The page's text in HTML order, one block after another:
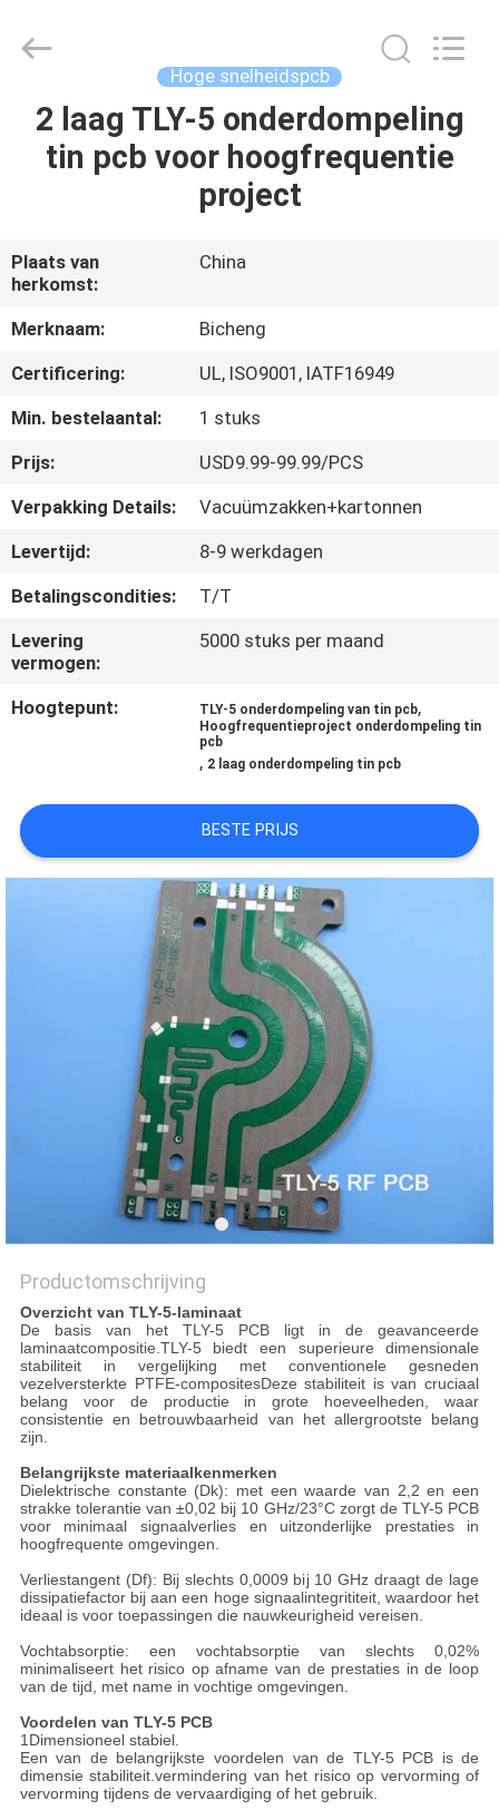
HUIS
VIDEO'S
OVER
ONS
KWALITEITSCONTROLE
NEEM
MET
ONS
NIEUWS
GEVALLEN
PRIVACYBELEID
Technology
Reserved.
Hoge snelheidspcb
2 laag TLY-5 onderdompeling
tin pcb voor hoogfrequentie
project
Plaats van
herkomst:
China
Merknaam:
Bicheng
Certificering:
UL, ISO9001, IATF16949
Min. bestelaantal:
1 stuks
Prijs:
USD9.99-99.99/PCS
Verpakking Details:
Vacuümzakken+kartonnen
Levertijd:
8-9 werkdagen
Betalingscondities:
T/T
Levering
vermogen:
5000 stuks per maand
Hoogtepunt: TLY-5 onderdompeling van tin pcb,
Hoogfrequentieproject onderdompeling tin
pcb
, 2 laag onderdompeling tin pcb
BESTE PRIJS
Productomschrijving
Overzicht van TLY-5-laminaat
De basis van het TLY-5 PCB ligt in de geavanceerde
laminaatcompositie.TLY-5 biedt een superieure dimensionale
stabiliteit in vergelijking met conventionele gesneden
vezelversterkte PTFE-compositesDeze stabiliteit is van cruciaal
belang voor de productie in grote hoeveelheden, waar
consistentie en betrouwbaarheid van het allergrootste belang
zijn.
Belangrijkste materiaalkenmerken
Dielektrische constante (Dk): met een waarde van 2,2 en een
strakke tolerantie van ±0,02 bij 10 GHz/23°C zorgt de TLY-5 PCB
voor minimaal signaalverlies en uitzonderlijke prestaties in
hoogfrequente omgevingen.
Verliestangent (Df): Bij slechts 0,0009 bij 10 GHz draagt de lage
dissipatiefactor bij aan een hoge signaalintegrititeit, waardoor het
ideaal is voor toepassingen die nauwkeurigheid vereisen.
Vochtabsorptie: een vochtabsorptie van slechts 0,02%
minimaliseert het risico op afname van de prestaties in de loop
van de tijd, met name in vochtige omgevingen.
Voordelen van TLY-5 PCB
1Dimensioneel stabiel.
Een van de belangrijkste voordelen van de TLY-5 PCB is de
dimensie stabiliteit.vermindering van het risico op vervorming of
vervorming tijdens de vervaardiging of het gebruik.